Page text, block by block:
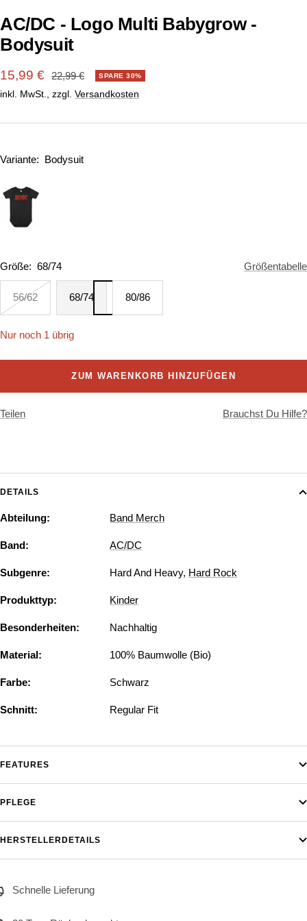
AC/DC - Logo Multi Babygrow -
Bodysuit
Angebotspreis
15,99 € Regulärer
Preis
22,99 € SPARE 30%
inkl. MwSt., zzgl. Versandkosten
Variante: Bodysuit
Größe: 68/74 Größentabelle
56/62 68/74 80/86
Nur noch 1 übrig
ZUM WARENKORB HINZUFÜGEN
Teilen Brauchst Du Hilfe?
DETAILS
Abteilung: Band Merch
Band: AC/DC
Subgenre: Hard And Heavy, Hard Rock
Produkttyp: Kinder
Besonderheiten: Nachhaltig
Material: 100% Baumwolle (Bio)
Farbe: Schwarz
Schnitt: Regular Fit
FEATURES
PFLEGE
HERSTELLERDETAILS
Schnelle Lieferung